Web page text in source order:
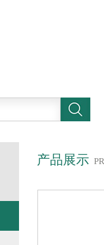
产品展示